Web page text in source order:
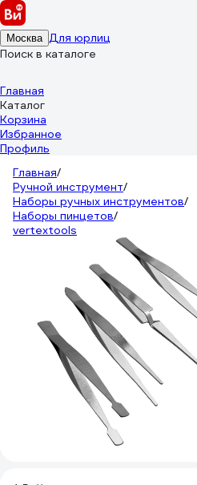
Москва Для юрлиц
Поиск в каталоге
Главная
Каталог
Корзина
Избранное
Профиль
Главная/
Ручной инструмент/
Наборы ручных инструментов/
Наборы пинцетов/
vertextools